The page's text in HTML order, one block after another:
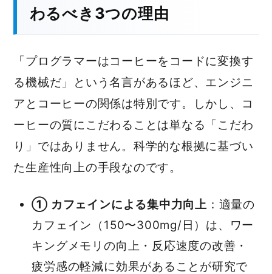
わるべき3つの理由
「プログラマーはコーヒーをコードに変換す
る機械だ」という名言があるほど、エンジニ
アとコーヒーの関係は特別です。しかし、コ
ーヒーの質にこだわることは単なる「こだわ
り」ではありません。科学的な根拠に基づい
た生産性向上の手段なのです。
① カフェインによる集中力向上 ：適量の
カフェイン（150〜300mg/日）は、ワー
キングメモリの向上・反応速度の改善・
疲労感の軽減に効果があることが研究で